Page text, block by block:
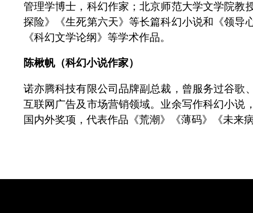
管理学博士，科幻作家；北京师范大学文学院教
探险》《生死第六天》等长篇科幻小说和《领导
《科幻文学论纲》等学术作品。
陈楸帆（科幻小说作家）
诺亦腾科技有限公司品牌副总裁，曾服务过谷歌
互联网广告及市场营销领域。业余写作科幻小说
国内外奖项，代表作品《荒潮》《薄码》《未来病